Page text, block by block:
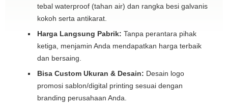
tebal waterproof (tahan air) dan rangka besi galvanis
kokoh serta antikarat.
Harga Langsung Pabrik: Tanpa perantara pihak
ketiga, menjamin Anda mendapatkan harga terbaik
dan bersaing.
Bisa Custom Ukuran & Desain: Desain logo
promosi sablon/digital printing sesuai dengan
branding perusahaan Anda.